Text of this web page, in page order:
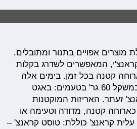
מוצרים אפויים בתנור ומתובלים,
המאפשרים לשדרג בקלות
קטנה בכל זמן.בימים אלה
מושקות אריזות אישיות במשקל 60 גר' בטעמים: באגט
זעתר. האריזות המוקטנות
כארוחה קטנה, מדודה וטעימה או
קראנצ' כוללת: טוסט קראנצ' –